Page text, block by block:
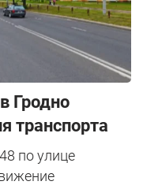
Гродно
транспорта
по улице